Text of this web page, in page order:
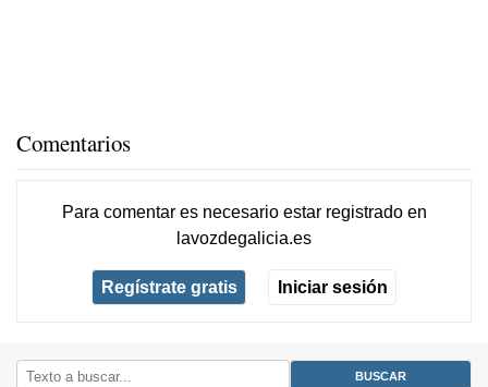
Comentarios
Para comentar es necesario estar registradoen
lavozdegalicia.es
Regístrate gratis Iniciar sesión